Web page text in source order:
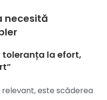
necesită
toleranța la efort,
este scăderea